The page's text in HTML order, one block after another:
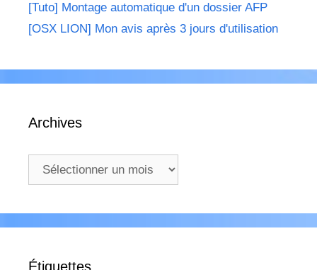
[Tuto] Montage automatique d'un dossier AFP
[OSX LION] Mon avis après 3 jours d'utilisation
Archives
Archives
Étiquettes